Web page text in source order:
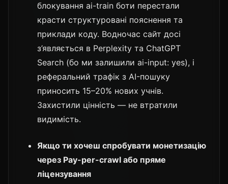
блокування ai-train боти перестали
красти структуровані пояснення та
приклади коду. Водночас сайт досі
з’являється в Perplexity та ChatGPT
Search (бо ми залишили ai-input: yes), і
реферальний трафік з AI-пошуку
приносить 15–20% нових учнів.
Захистили цінність — не втратили
видимість.
Якщо ти хочеш спробувати монетизацію
через Pay-per-crawl або пряме
ліцензування